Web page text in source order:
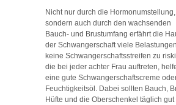
Nicht nur durch die Hormonumstellung,
sondern auch durch den wachsenden
Bauch- und Brustumfang erfährt die
der Schwangerschaft viele
keine Schwangerschaftsstreifen zu
die bei jeder achter Frau auftreten,
eine gute Schwangerschaftscreme
Feuchtigkeitsöl. Dabei sollten Bauch,
Hüfte und die Oberschenkel täglich gut